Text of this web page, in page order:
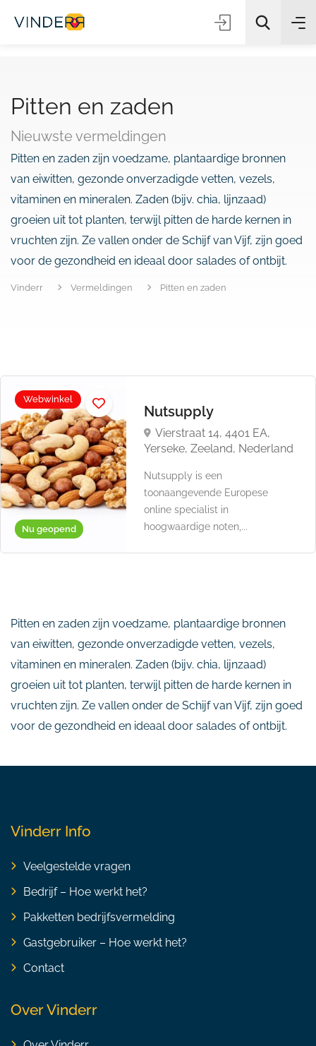
Zoeken
Pitten en zaden
Nieuwste vermeldingen
Pitten en zaden zijn voedzame, plantaardige bronnen
van eiwitten, gezonde onverzadigde vetten, vezels,
vitaminen en mineralen. Zaden (bijv. chia, lijnzaad)
groeien uit tot planten, terwijl pitten de harde kernen in
vruchten zijn. Ze vallen onder de Schijf van Vijf, zijn goed
voor de gezondheid en ideaal door salades of ontbijt.
Vinderr Vermeldingen Pitten en zaden
Nu geopend
Webwinkel
Nutsupply
Vierstraat 14, 4401 EA,
Yerseke, Zeeland, Nederland
Nutsupply is een
toonaangevende Europese
online specialist in
hoogwaardige noten,...
Pitten en zaden zijn voedzame, plantaardige bronnen
van eiwitten, gezonde onverzadigde vetten, vezels,
vitaminen en mineralen. Zaden (bijv. chia, lijnzaad)
groeien uit tot planten, terwijl pitten de harde kernen in
vruchten zijn. Ze vallen onder de Schijf van Vijf, zijn goed
voor de gezondheid en ideaal door salades of ontbijt.
Vinderr Info
Veelgestelde vragen
Bedrijf – Hoe werkt het?
Pakketten bedrijfsvermelding
Gastgebruiker – Hoe werkt het?
Contact
Over Vinderr